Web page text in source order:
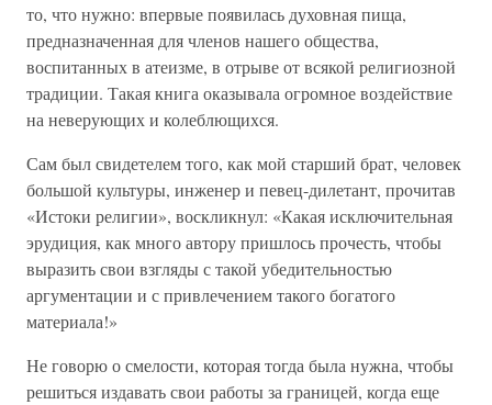
то, что нужно: впервые появилась духовная пища,
предназначенная для членов нашего общества,
воспитанных в атеизме, в отрыве от всякой религиозной
традиции. Такая книга оказывала огромное воздействие
на неверующих и колеблющихся.
Сам был свидетелем того, как мой старший брат, человек
большой культуры, инженер и певец-дилетант, прочитав
«Истоки религии», воскликнул: «Какая исключительная
эрудиция, как много автору пришлось прочесть, чтобы
выразить свои взгляды с такой убедительностью
аргументации и с привлечением такого богатого
материала!»
Не говорю о смелости, которая тогда была нужна, чтобы
решиться издавать свои работы за границей, когда еще